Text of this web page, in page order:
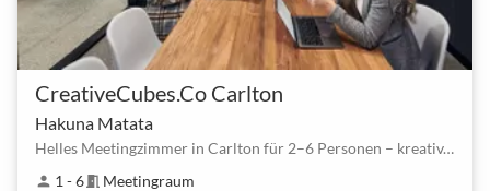
CreativeCubes.Co Carlton
Hakuna Matata
Helles Meetingzimmer in Carlton für 2–6 Personen – kreativ, ruhig, sofort buchbar
person 1 - 6meeting_room Meetingraum